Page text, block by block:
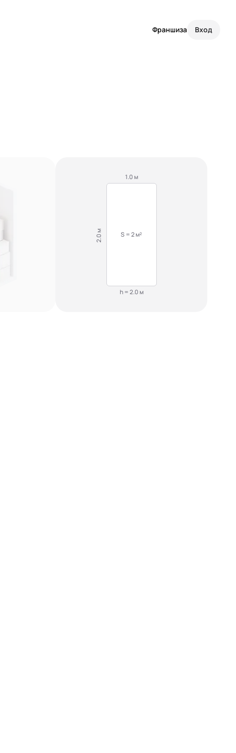
Франшиза Вход
1.0 м
S = 2 м²
2.0 м
h = 2.0 м